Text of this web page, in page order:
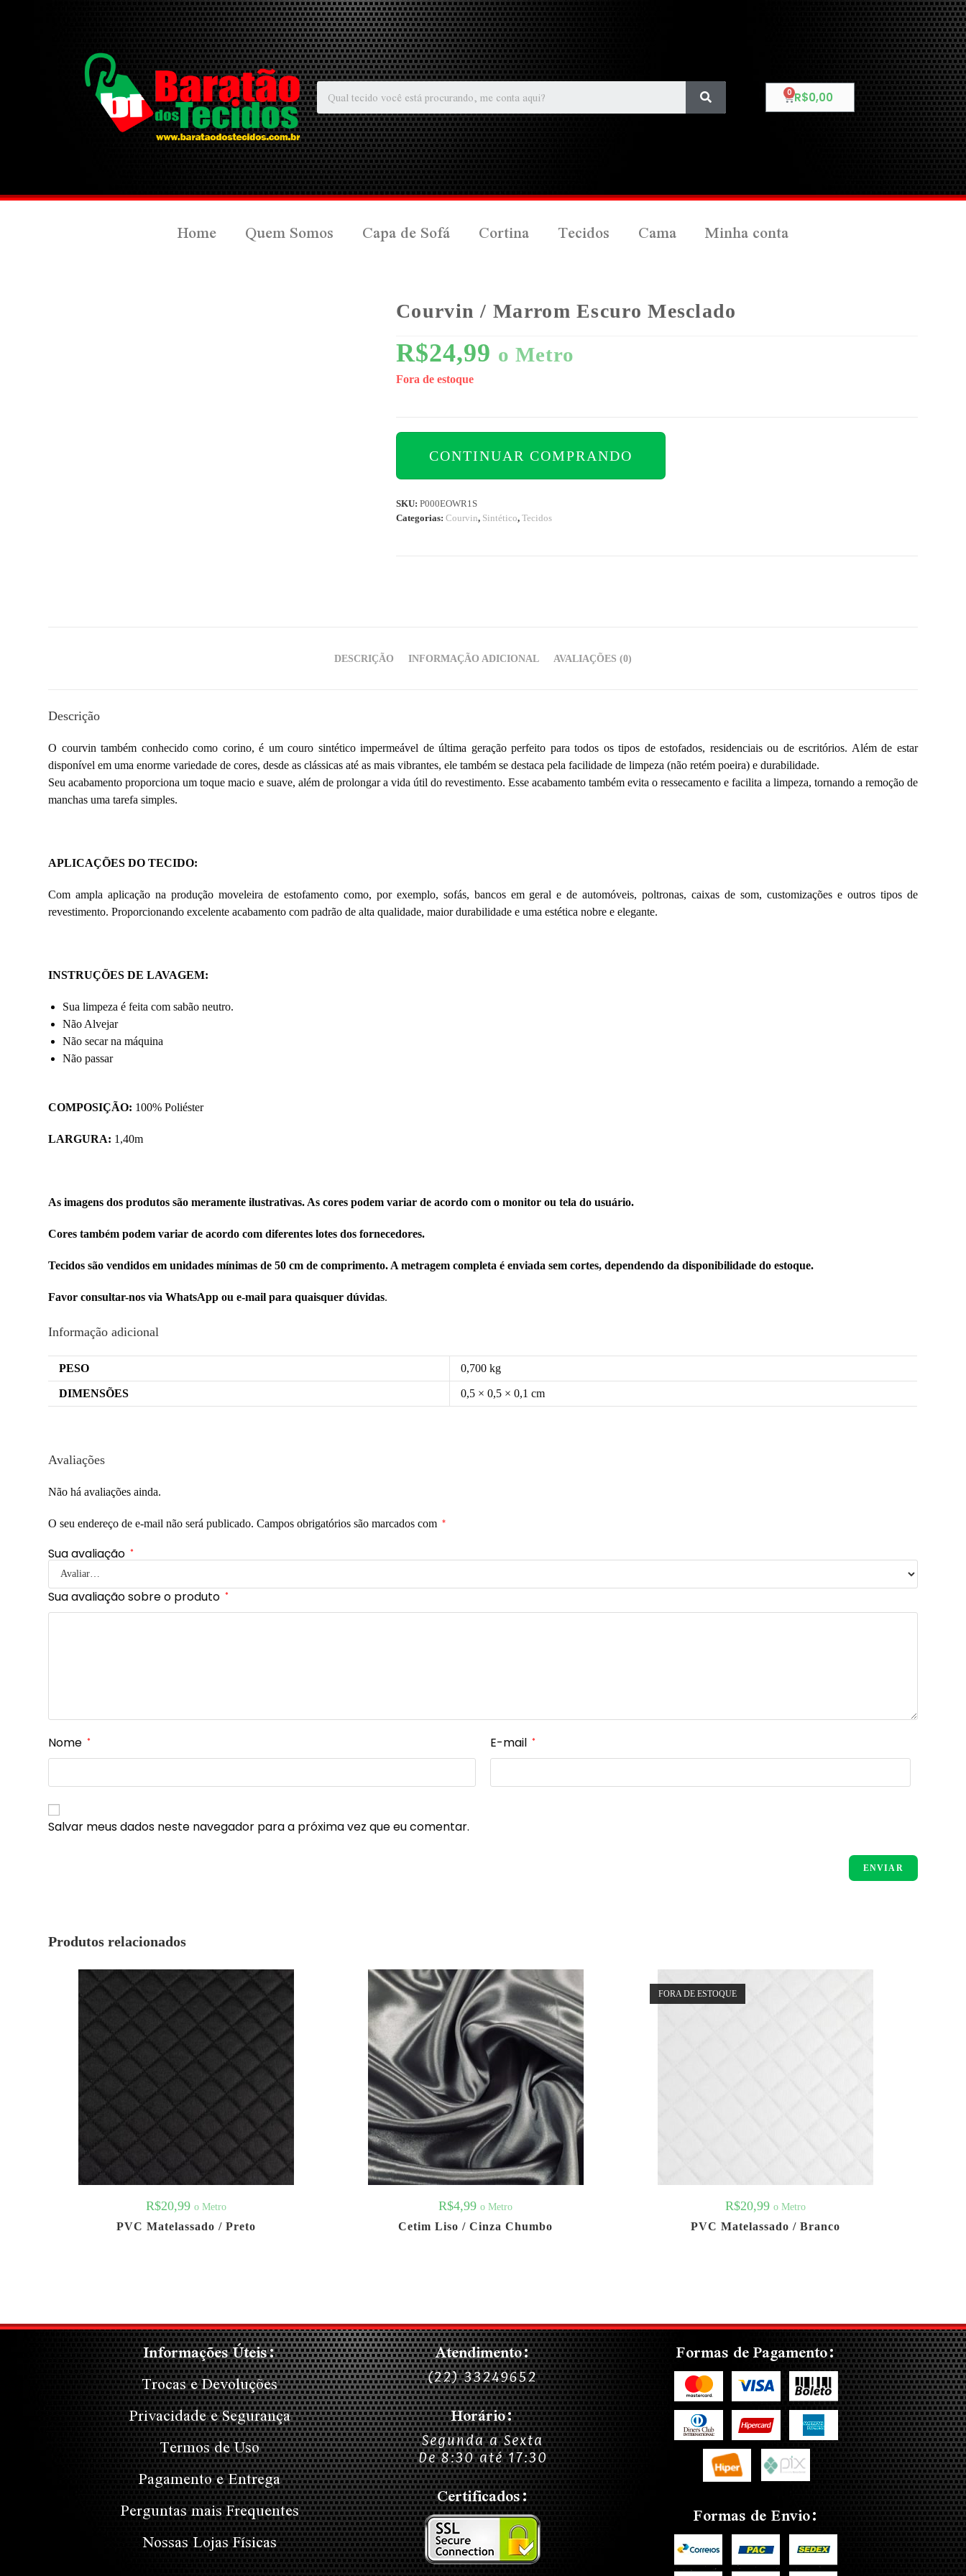
R$0,00
Home Quem Somos Capa de Sofá Cortina Tecidos Cama Minha conta
Courvin / Marrom Escuro Mesclado
R$24,99 o Metro
Fora de estoque
CONTINUAR COMPRANDO
SKU:P000EOWR1S
Categorias:Courvin, Sintético,Tecidos
DESCRIÇÃO INFORMAÇÃO ADICIONAL AVALIAÇÕES (0)
Descrição
O courvin também conhecido como corino, é um couro sintético impermeável de última geração perfeito para todos os tipos de estofados, residenciais ou de escritórios. Além de estar
disponível em uma enorme variedade de cores, desde as clássicas até as mais vibrantes, ele também se destaca pela facilidade de limpeza (não retém poeira) e durabilidade.
Seu acabamento proporciona um toque macio e suave, além de prolongar a vida útil do revestimento. Esse acabamento também evita o ressecamento e facilita a limpeza, tornando a remoção de
manchas uma tarefa simples.
APLICAÇÕES DO TECIDO:
Com ampla aplicação na produção moveleira de estofamento como, por exemplo, sofás, bancos em geral e de automóveis, poltronas, caixas de som, customizações e outros tipos de
revestimento. Proporcionando excelente acabamento com padrão de alta qualidade, maior durabilidade e uma estética nobre e elegante.
INSTRUÇÕES DE LAVAGEM:
Sua limpeza é feita com sabão neutro.
Não Alvejar
Não secar na máquina
Não passar
COMPOSIÇÃO: 100% Poliéster
LARGURA: 1,40m
As imagens dos produtos são meramente ilustrativas. As cores podem variar de acordo com o monitor ou tela do usuário.
Cores também podem variar de acordo com diferentes lotes dos fornecedores.
Tecidos são vendidos em unidades mínimas de 50 cm de comprimento. A metragem completa é enviada sem cortes, dependendo da disponibilidade do estoque.
Favor consultar-nos via WhatsApp ou e-mail para quaisquer dúvidas.
Informação adicional
PESO 0,700 kg
DIMENSÕES 0,5 × 0,5 × 0,1 cm
Avaliações
Não há avaliações ainda.
O seu endereço de e-mail não será publicado. Campos obrigatórios são marcados com *
Sua avaliação *
Sua avaliação sobre o produto *
Nome * E-mail *
Salvar meus dados neste navegador para a próxima vez que eu comentar.
Produtos relacionados
R$20,99 o Metro
PVC Matelassado / Preto
R$4,99 o Metro
Cetim Liso / Cinza Chumbo
FORA DE ESTOQUE
R$20,99 o Metro
PVC Matelassado / Branco
Informações Úteis:
Trocas e Devoluções
Privacidade e Segurança
Termos de Uso
Pagamento e Entrega
Perguntas mais Frequentes
Nossas Lojas Físicas
Atendimento:
(22) 33249652
Horário:
Segunda a Sexta
De 8:30 até 17:30
Certificados:
Formas de Pagamento:
Formas de Envio: